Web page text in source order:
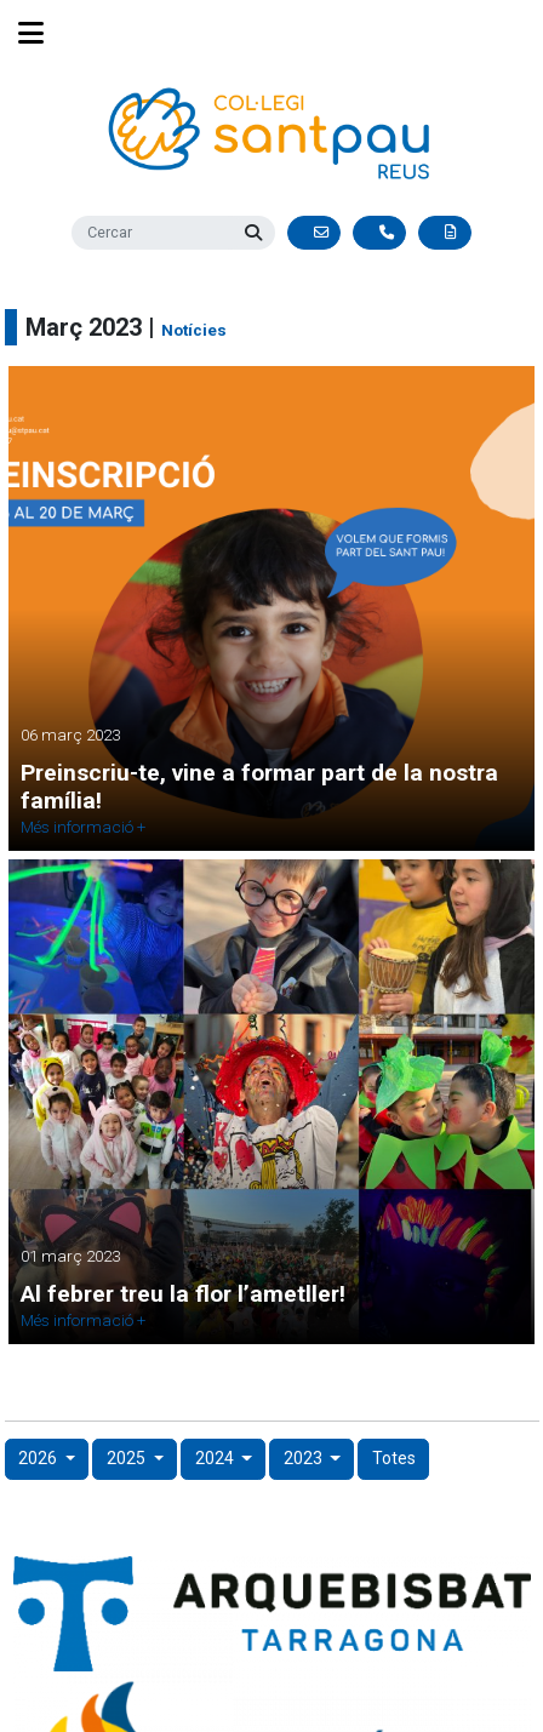
Març 2023 | Notícies
06 març 2023
Preinscriu-te, vine a formar part de la nostra
família!
Més informació +
01 març 2023
Al febrer treu la flor l’ametller!
Més informació +
2026 2025 2024 2023 Totes